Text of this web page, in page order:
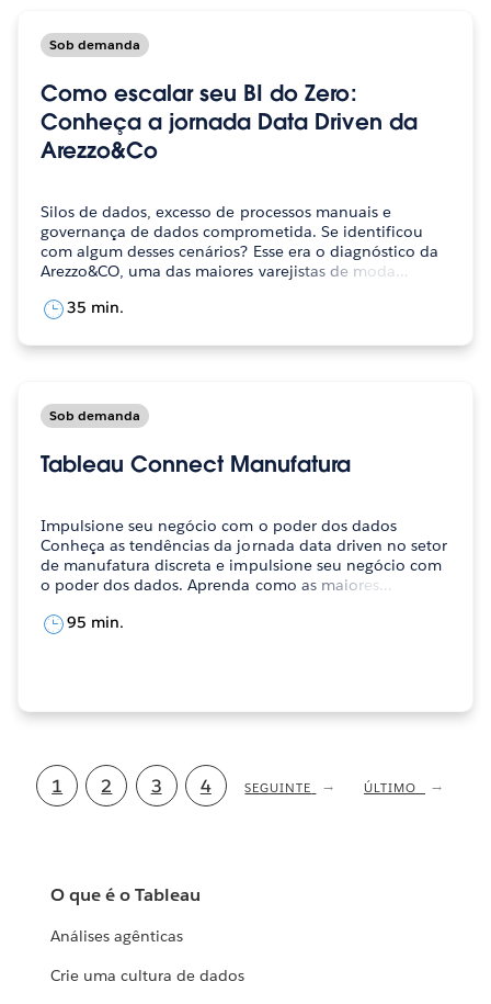
Sob demanda
Como escalar seu BI do Zero:
Conheça a jornada Data Driven da
Arezzo&Co
Silos de dados, excesso de processos manuais e
governança de dados comprometida. Se identificou
com algum desses cenários? Esse era o diagnóstico da
Arezzo&CO, uma das maiores varejistas de moda…
35 min.
Sob demanda
Tableau Connect Manufatura
Impulsione seu negócio com o poder dos dados
Conheça as tendências da jornada data driven no setor
de manufatura discreta e impulsione seu negócio com
o poder dos dados. Aprenda como as maiores…
95 min.
Paginação
Página
1 Página
2 Página
3 Página
4
PRÓXIMA
SEGUINTE
ÚLTIMA
ÚLTIMO
O que é o Tableau
Análises agênticas
Crie uma cultura de dados